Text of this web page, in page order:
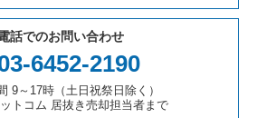
売却物件の案件一覧
居抜き売却物件の案件一覧
ックの居抜き売却物件の案件一覧
き売却物件の案件一覧
き売却物件の案件一覧
の居抜き売却物件の案件一覧
店の居抜き売却物件の案件一覧
の居抜き売却物件の案件一覧
お好み焼の居抜き売却物件の案件一覧
の居抜き売却物件の案件一覧
抜き売却物件の案件一覧
・惣菜・デリの居抜き売却物件の案件一
ケ・パブ・スナックの居抜き売却物件の
話でのお問い合わせ
6452-2190
9～17時（土日祝祭日除く）
トコム 居抜き売却担当者まで